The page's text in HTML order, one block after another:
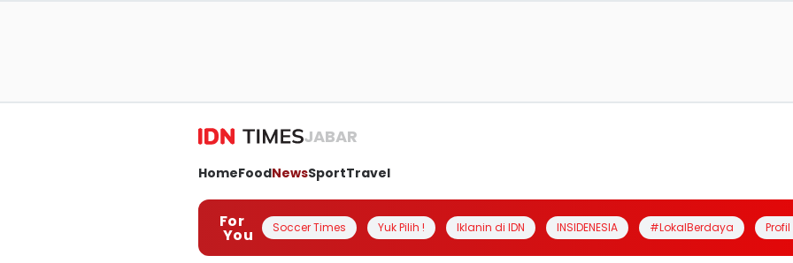
JABAR
HomeFoodNewsSportTravel
For
You Soccer Times Yuk Pilih ! Iklanin di IDN INSIDENESIA #LokalBerdaya